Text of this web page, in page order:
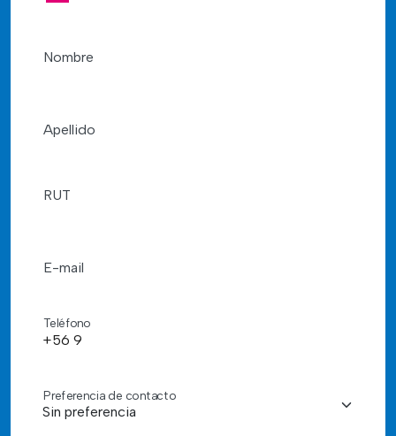
Nombre
Apellido
RUT
E-mail
Teléfono
Preferencia de contacto